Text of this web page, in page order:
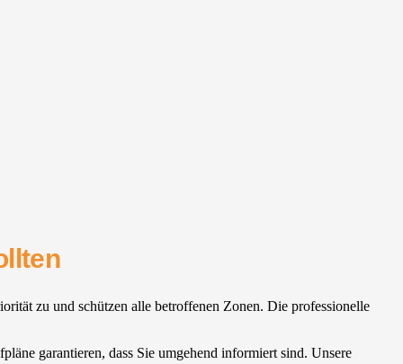
zu und schützen alle betroffenen Zonen. Die professionelle
garantieren, dass Sie umgehend informiert sind. Unsere